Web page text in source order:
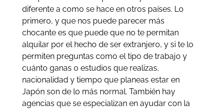
diferente a como se hace en otros países. Lo
primero, y que nos puede parecer más
chocante es que puede que no te permitan
alquilar por el hecho de ser extranjero, y si te lo
permiten preguntas como el tipo de trabajo y
cuánto ganas o estudios que realizas,
nacionalidad y tiempo que planeas estar en
Japón son de lo más normal. También hay
agencias que se especializan en ayudar con la